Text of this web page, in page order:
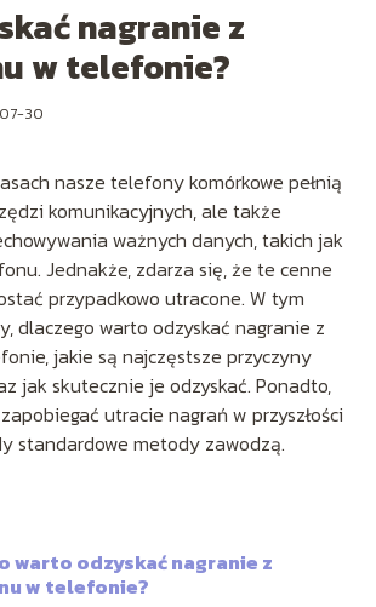
nagranie z
w telefonie?
30
nasze telefony komórkowe pełnią
komunikacyjnych, ale także
ważnych danych, takich jak
Jednakże, zdarza się, że te cenne
przypadkowo utracone. W tym
dlaczego warto odzyskać nagranie z
jakie są najczęstsze przyczyny
jak skutecznie je odzyskać. Ponadto,
utracie nagrań w przyszłości
standardowe metody zawodzą.
warto odzyskać nagranie z
w telefonie?